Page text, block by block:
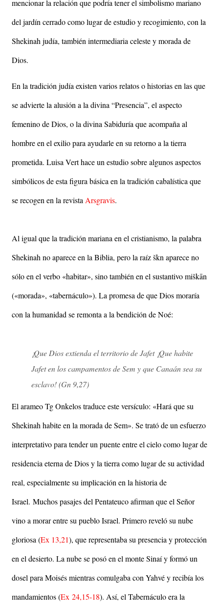
mencionar la relación que podría tener el simbolismo mariano
del jardín cerrado como lugar de estudio y recogimiento, con la
Shekinah judía, también intermediaria celeste y morada de
Dios.
En la tradición judía existen varios relatos o historias en las que
se advierte la alusión a la divina “Presencia”, el aspecto
femenino de Dios, o la divina Sabiduría que acompaña al
hombre en el exilio para ayudarle en su retorno a la tierra
prometida. Luisa Vert hace un estudio sobre algunos aspectos
simbólicos de esta figura básica en la tradición cabalística que
se recogen en la revista Arsgravis.
Al igual que la tradición mariana en el cristianismo, la palabra
Shekinah no aparece en la Biblia, pero la raíz škn aparece no
sólo en el verbo «habitar», sino también en el sustantivo miškān
(«morada», «tabernáculo»). La promesa de que Dios moraría
con la humanidad se remonta a la bendición de Noé:
¡Que Dios extienda el territorio de Jafet ¡Que habite
Jafet en los campamentos de Sem y que Canaán sea su
esclavo! (Gn 9,27)
El arameo Tg Onkelos traduce este versículo: «Hará que su
Shekinah habite en la morada de Sem». Se trató de un esfuerzo
interpretativo para tender un puente entre el cielo como lugar de
residencia eterna de Dios y la tierra como lugar de su actividad
real, especialmente su implicación en la historia de
Israel. Muchos pasajes del Pentateuco afirman que el Señor
vino a morar entre su pueblo Israel. Primero reveló su nube
gloriosa (Ex 13,21), que representaba su presencia y protección
en el desierto. La nube se posó en el monte Sinaí y formó un
dosel para Moisés mientras comulgaba con Yahvé y recibía los
mandamientos (Ex 24,15-18). Así, el Tabernáculo era la